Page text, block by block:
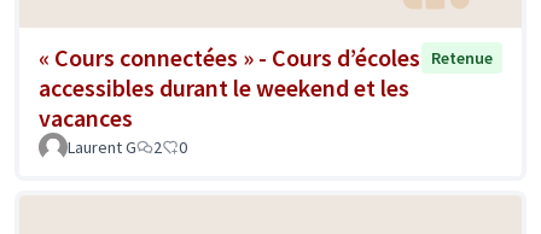
« Cours connectées » - Cours d’écoles
accessibles durant le weekend et les
vacances
Retenue
Laurent G 2 0